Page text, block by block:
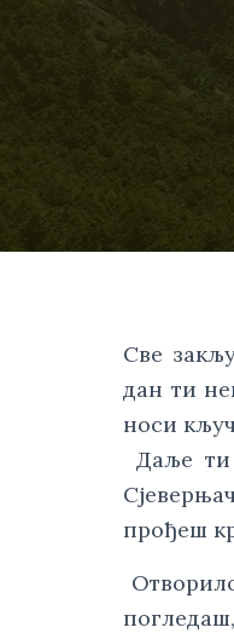
Све
дан ти
носи
Даље ти
прођеш